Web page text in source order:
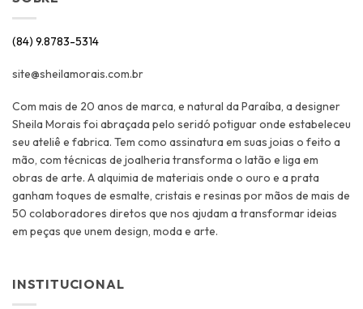
(84) 9.8783-5314
site@sheilamorais.com.br
Com mais de 20 anos de marca, e natural da Paraíba, a designer
Sheila Morais foi abraçada pelo seridó potiguar onde estabeleceu
seu ateliê e fabrica. Tem como assinatura em suas joias o feito a
mão, com técnicas de joalheria transforma o latão e liga em
obras de arte. A alquimia de materiais onde o ouro e a prata
ganham toques de esmalte, cristais e resinas por mãos de mais de
50 colaboradores diretos que nos ajudam a transformar ideias
em peças que unem design, moda e arte.
INSTITUCIONAL